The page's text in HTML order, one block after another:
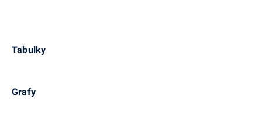
Tabulky
Grafy